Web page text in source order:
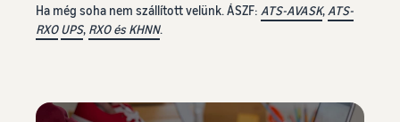
Ha még soha nem szállított velünk. ÁSZF: ATS-AVASK, ATS-
RXO UPS, RXO és KHNN.